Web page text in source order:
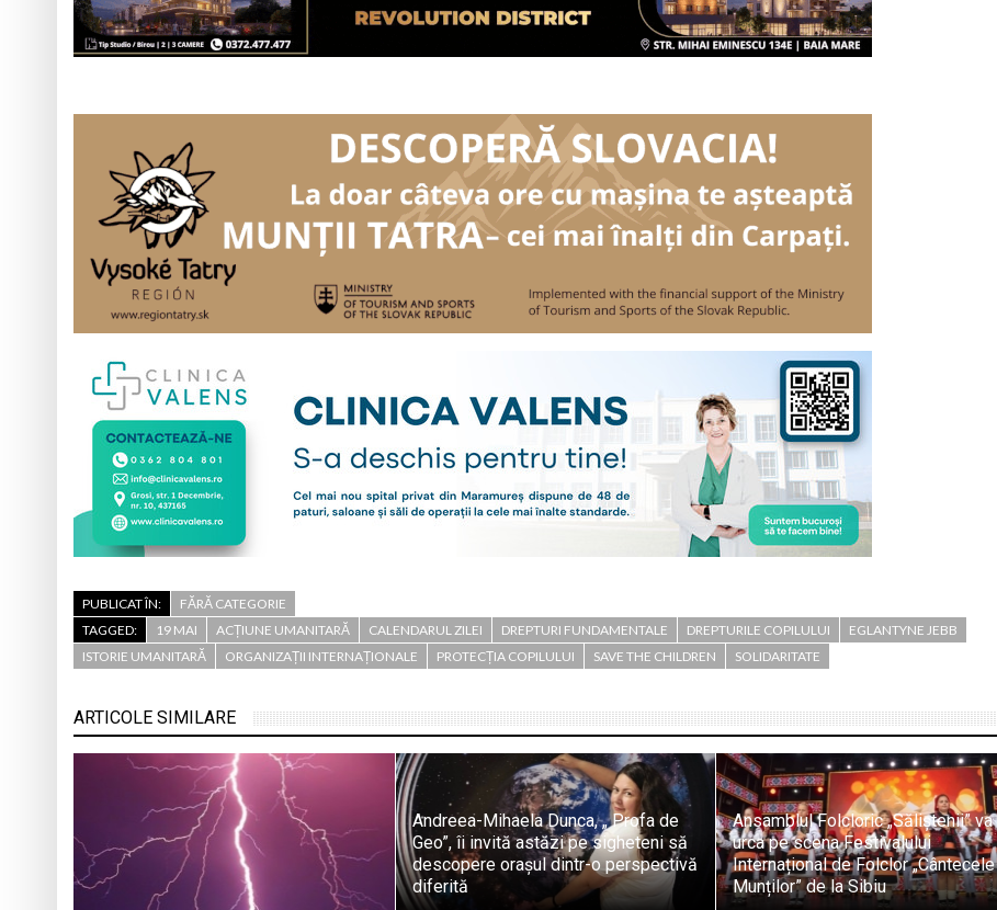
PUBLICAT ÎN:
FĂRĂ CATEGORIE
TAGGED:
19 MAI ACȚIUNE UMANITARĂ CALENDARUL ZILEI DREPTURI FUNDAMENTALE DREPTURILE COPILULUI
EGLANTYNE JEBB
ISTORIE UMANITARĂ
ORGANIZAȚII INTERNAȚIONALE PROTECȚIA COPILULUI SAVE THE CHILDREN SOLIDARITATE
ARTICOLE SIMILARE
Andreea-Mihaela Dunca, „ Profa de
Geo”, îi invită astăzi pe sigheteni să
descopere orașul dintr-o perspectivă
diferită
Ansamblul Folcloric „Săliștenii” va
urca pe scena Festivalului
Internațional de Folclor „Cântecele
Munților” de la Sibiu